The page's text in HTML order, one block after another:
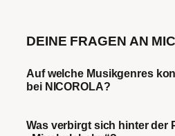
DEINE FRAGEN AN
Auf welche Musikgenres
bei NICOROLA?
Was verbirgt sich hinter der